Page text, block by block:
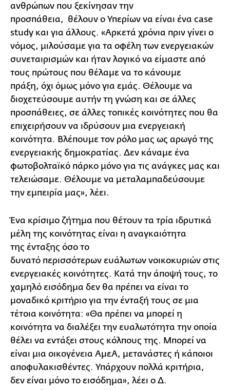
ανθρώπων που ξεκίνησαν την
προσπάθεια, θέλουν ο Υπερίων να είναι ένα case
study και για άλλους. «Αρκετά χρόνια πριν γίνει ο
νόμος, μιλούσαμε για τα οφέλη των ενεργειακών
συνεταιρισμών και ήταν λογικό να είμαστε από
τους πρώτους που θέλαμε να το κάνουμε
πράξη, όχι όμως μόνο για εμάς. Θέλουμε να
διοχετεύσουμε αυτήν τη γνώση και σε άλλες
προσπάθειες, σε άλλες τοπικές κοινότητες που θα
επιχειρήσουν να ιδρύσουν μια ενεργειακή
κοινότητα. Βλέπουμε τον ρόλο μας ως αρωγό της
ενεργειακής δημοκρατίας. Δεν κάναμε ένα
φωτοβολταϊκό πάρκο μόνο για τις ανάγκες μας και
τελειώσαμε. Θέλουμε να μεταλαμπαδεύσουμε
την εμπειρία μας», λέει.
Ένα κρίσιμο ζήτημα που θέτουν τα τρία ιδρυτικά
μέλη της κοινότητας είναι η αναγκαιότητα
της ένταξης όσο το
δυνατό περισσότερων ευάλωτων νοικοκυριών στις
ενεργειακές κοινότητες. Κατά την άποψή τους, το
χαμηλό εισόδημα δεν θα πρέπει να είναι το
μοναδικό κριτήριο για την ένταξή τους σε μια
τέτοια κοινότητα: «Θα πρέπει να μπορεί η
κοινότητα να διαλέξει την ευαλωτότητα την οποία
θέλει να εντάξει στους κόλπους της. Μπορεί να
είναι μια οικογένεια ΑμεΑ, μετανάστες ή κάποιοι
αποφυλακισθέντες. Υπάρχουν πολλά κριτήρια,
δεν είναι μόνο το εισόδημα», λέει ο Δ.